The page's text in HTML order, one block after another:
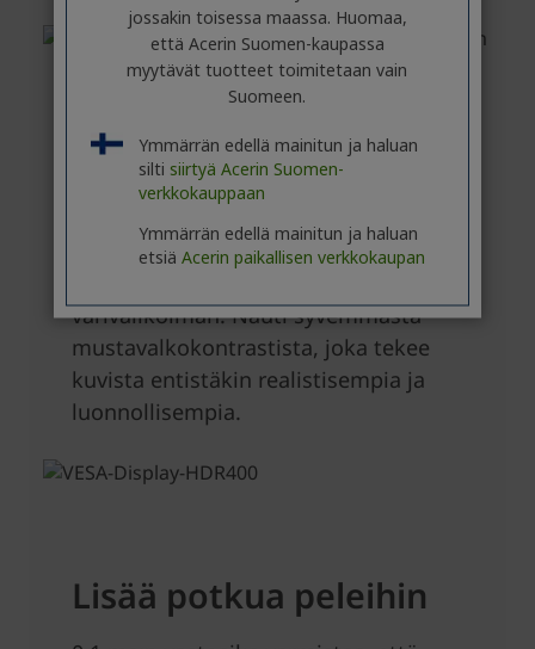
jossakin toisessa maassa. Huomaa,
että Acerin Suomen-kaupassa
myytävät tuotteet toimitetaan vain
Suomeen.
Ymmärrän edellä mainitun ja haluan
silti siirtyä Acerin Suomen-
verkkokauppaan
Ymmärrän edellä mainitun ja haluan
etsiä Acerin paikallisen verkkokaupan